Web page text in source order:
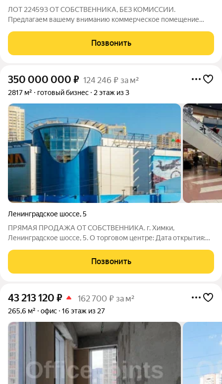
ЛОТ 224593 ОТ СОБСТВЕННИКА, БЕЗ КОМИССИИ.
Предлагаем вашему вниманию коммерческое помещение
Это удобное пространство общей площадью 183 м?
расположено на первом этаже в жилом доме и отлично
Позвонить
350 000 000 ₽ 124 246 ₽ за м²
2817 м² готовый бизнес 2 этаж из 3
Ленинградское шоссе,5
ПРЯМАЯ ПРОДАЖА ОТ СОБСТВЕННИКА. г. Химки,
Ленинградское шоссе, 5. О торговом центре: Дата открытия:
Торговая площадь: 27 200 м2 Парковка на 750 м/м.
Посещаемость: 330 000 человек в месяц. Продается
Позвонить
43 213 120 ₽ 162 700 ₽ за м²
265,6 м² офис 16 этаж из 27